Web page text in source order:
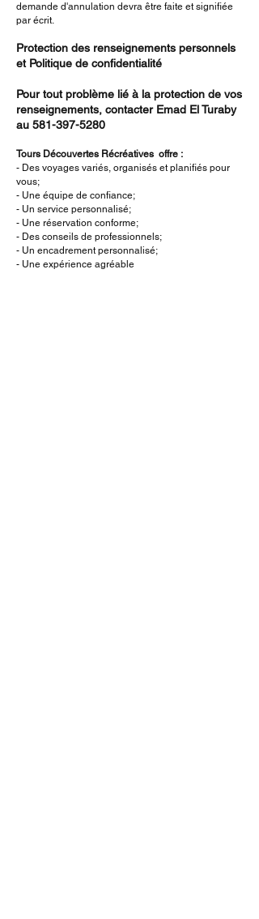
demande d'annulation devra être faite et signifiée
par écrit.
Protection des renseignements personnels
et Politique de confidentialité
Pour tout problème lié à la protection de vos
renseignements, contacter Emad El Turaby
au 581-397-5280
Tours Découvertes Récréatives offre :
- Des voyages variés, organisés et planifiés pour
vous;
- Une équipe de confiance;
- Un service personnalisé;
- Une réservation conforme;
- Des conseils de professionnels;
- Un encadrement personnalisé;
- Une expérience agréable